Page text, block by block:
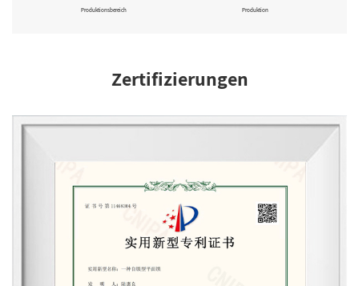
Produktionsbereich Produktion
Zertifizierungen